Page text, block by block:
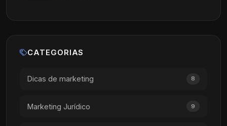
CATEGORIAS
Dicas de marketing 8
Marketing Jurídico 9